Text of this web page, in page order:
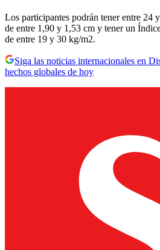
Los participantes podrán tener entre 24
de entre 1,90 y 1,53 cm y tener un
de entre 19 y 30 kg/m2.
Siga las noticias internacionales en
hechos globales de hoy